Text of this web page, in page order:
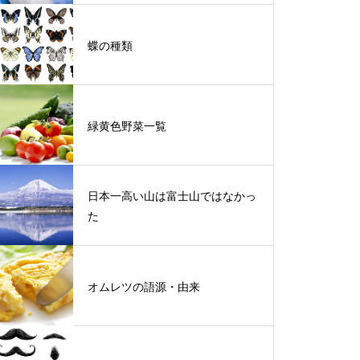
蝶の種類
緑黄色野菜一覧
日本一高い山は富士山ではなかっ
た
オムレツの語源・由来